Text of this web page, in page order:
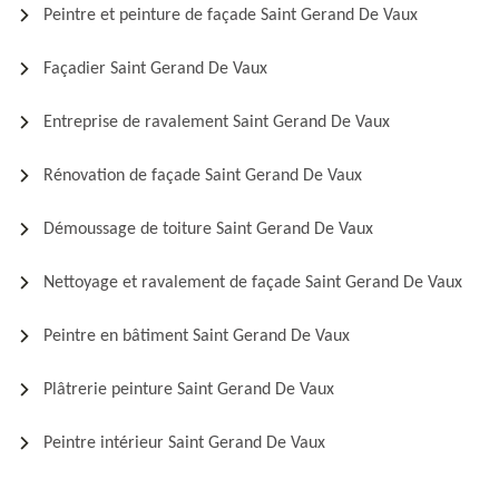
Peintre et peinture de façade Saint Gerand De Vaux
Façadier Saint Gerand De Vaux
Entreprise de ravalement Saint Gerand De Vaux
Rénovation de façade Saint Gerand De Vaux
Démoussage de toiture Saint Gerand De Vaux
Nettoyage et ravalement de façade Saint Gerand De Vaux
Peintre en bâtiment Saint Gerand De Vaux
Plâtrerie peinture Saint Gerand De Vaux
Peintre intérieur Saint Gerand De Vaux